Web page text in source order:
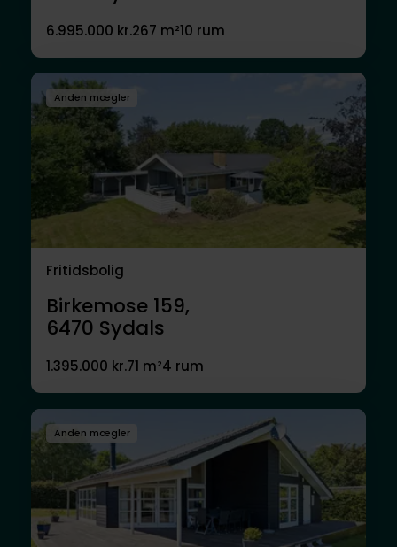
6.995.000 kr.267 m²10 rum
Anden mægler
Fritidsbolig
Birkemose 159,
6470 Sydals
1.395.000 kr.71 m²4 rum
Anden mægler